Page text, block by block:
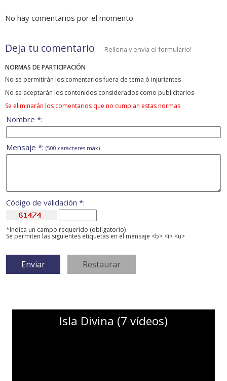
No hay comentarios por el momento
Deja tu comentario Rellena y envía el formulario!
NORMAS DE PARTICIPACIÓN
No se permitirán los comentarios fuera de tema ó injuriantes
No se aceptarán los contenidos considerados como publicitarios
Se eliminarán los comentarios que no cumplan estas normas
Nombre *:
Mensaje *: (500 caracteres máx)
Código de validación *:
*Indica un campo requerido (obligatorio)
Se permiten las siguientes etiquetas en el mensaje <b> <i> <u>
Isla Divina (7 vídeos)